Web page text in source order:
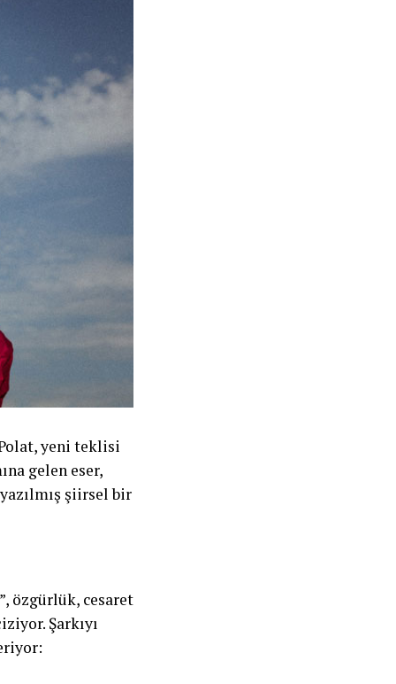
yeni teklisi
gelen eser,
şiirsel bir
özgürlük, cesaret
Şarkıyı